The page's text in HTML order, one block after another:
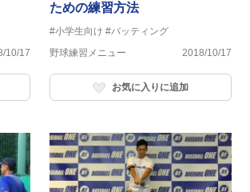
10/17
ための練習方法
#小学生向け #バッティング
野球練習メニュー
2018/10/17
お気に入りに追加